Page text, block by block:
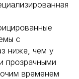
с
ниже, чем у
прозрачными
временем